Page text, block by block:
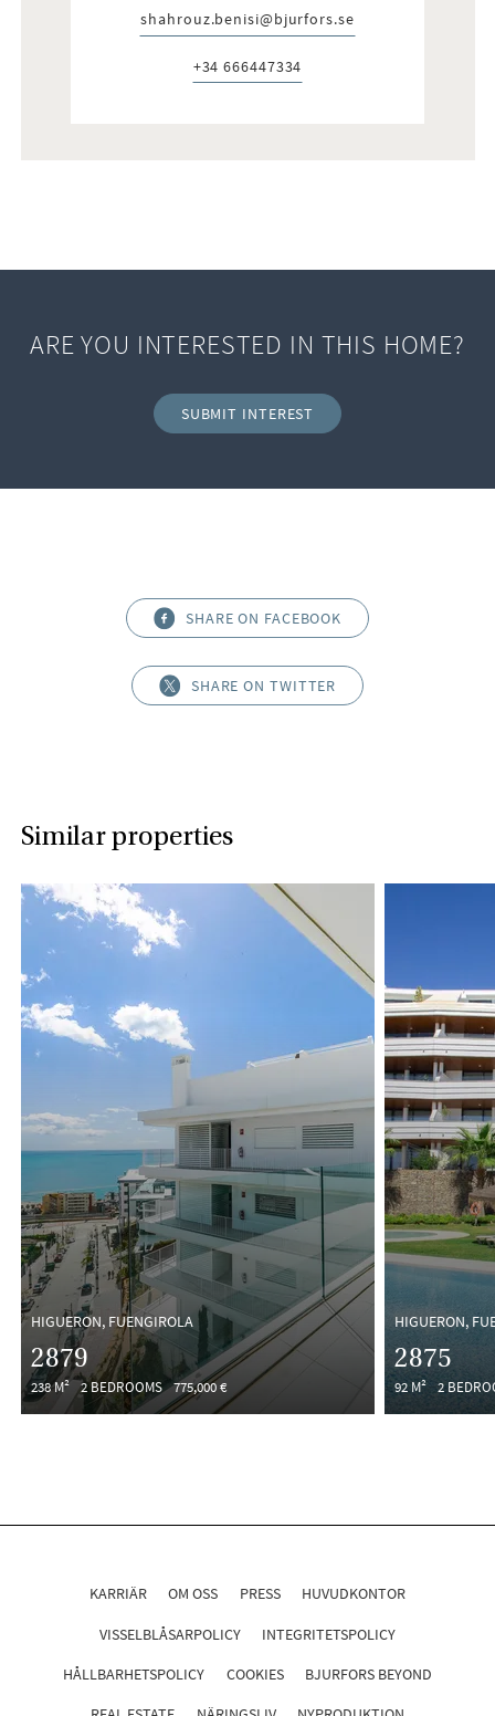
E-post:
shahrouz.benisi@bjurfors.se
Telefon:
+34 666447334
ARE YOU INTERESTED IN THIS HOME?
SUBMIT INTEREST
SHARE ON FACEBOOK
SHARE ON TWITTER
Similar properties
HIGUERON, FUENGIROLA
2879
238 M² 2 BEDROOMS 775,000 €
HIGUERON,
2875
92 M² 2
KARRIÄR OM OSS PRESS HUVUDKONTOR
VISSELBLÅSARPOLICY INTEGRITETSPOLICY
HÅLLBARHETSPOLICY COOKIES BJURFORS BEYOND